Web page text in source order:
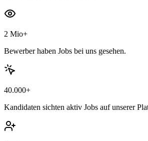
2 Mio+
Bewerber haben Jobs bei uns gesehen.
40.000+
Kandidaten sichten aktiv Jobs auf unserer